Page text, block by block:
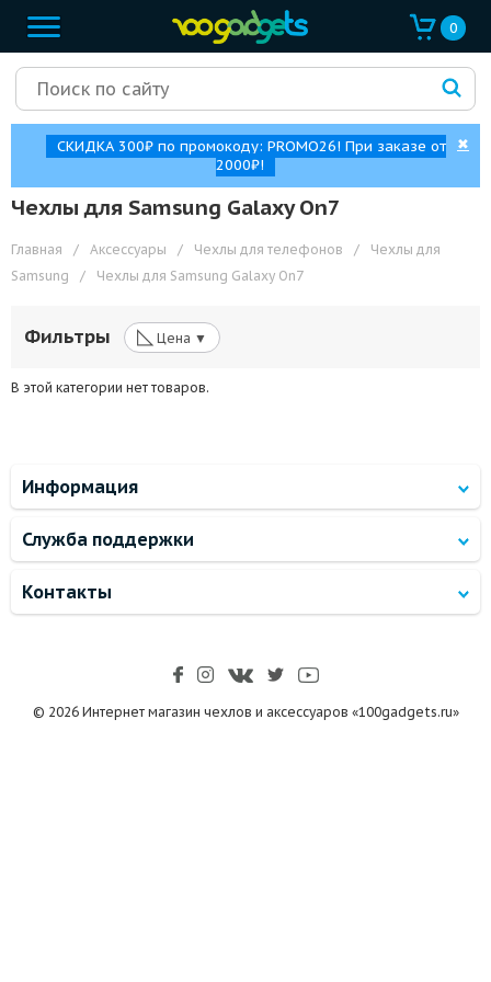
0
СКИДКА 300₽ по промокоду: PROMO26! При заказе от
2000₽!
✖
Чехлы для Samsung Galaxy On7
Главная / Аксессуары / Чехлы для телефонов /
Чехлы для
Samsung
/ Чехлы для Samsung Galaxy On7
Фильтры ◺ Цена ▼
В этой категории нет товаров.
Информация
Служба поддержки
Контакты
© 2026 Интернет магазин чехлов и аксессуаров «100gadgets.ru»